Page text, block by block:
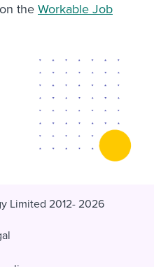
the Workable Job
Limited 2012- 2026